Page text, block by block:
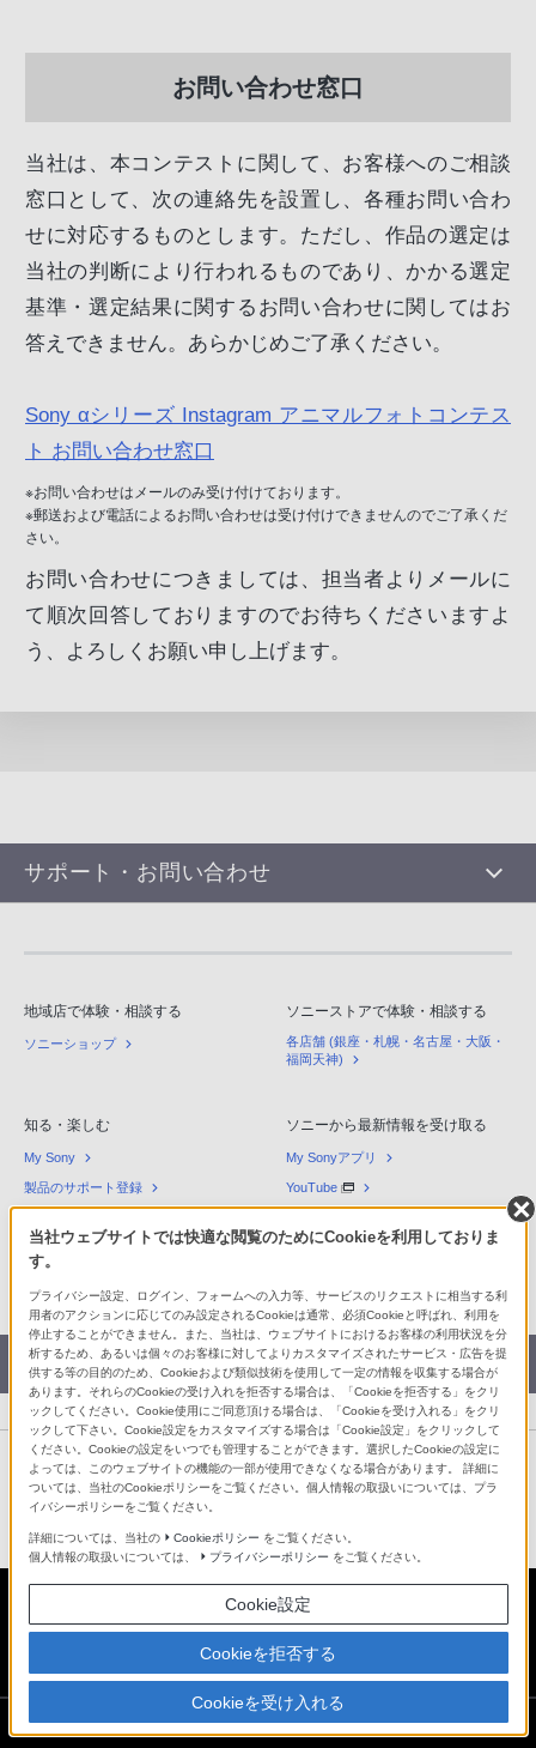
お問い合わせ窓口
当社は、本コンテストに関して、お客様へのご相談
窓口として、次の連絡先を設置し、各種お問い合わ
せに対応するものとします。ただし、作品の選定は
当社の判断により行われるものであり、かかる選定
基準・選定結果に関するお問い合わせに関してはお
答えできません。あらかじめご了承ください。
Sony αシリーズ Instagram アニマルフォトコンテス
ト お問い合わせ窓口
※お問い合わせはメールのみ受け付けております。
※郵送および電話によるお問い合わせは受け付けできませんのでご了承くだ
さい。
お問い合わせにつきましては、担当者よりメールに
て順次回答しておりますのでお待ちくださいますよ
う、よろしくお願い申し上げます。
サポート・お問い合わせ
地域店で体験・相談する
ソニーショップ
ソニーストアで体験・相談する
各店舗 (銀座・札幌・名古屋・大阪・
福岡天神)
知る・楽しむ
My Sony
製品のサポート登録
ソニーから最新情報を受け取る
My Sonyアプリ
YouTube
X
カタログPDFダウンロード
デジタル一眼カメラα（アルファ） サイトマップ
日本
ソニーストアでのお買い物にあたって
当社ウェブサイトでは快適な閲覧のためにCookieを利用しておりま
す。
プライバシー設定、ログイン、フォームへの入力等、サービスのリクエストに相当する利
用者のアクションに応じてのみ設定されるCookieは通常、必須Cookieと呼ばれ、利用を
停止することができません。また、当社は、ウェブサイトにおけるお客様の利用状況を分
析するため、あるいは個々のお客様に対してよりカスタマイズされたサービス・広告を提
供する等の目的のため、Cookieおよび類似技術を使用して一定の情報を収集する場合が
あります。それらのCookieの受け入れを拒否する場合は、「Cookieを拒否する」をクリ
ックしてください。Cookie使用にご同意頂ける場合は、「Cookieを受け入れる」をクリ
ックして下さい。Cookie設定をカスタマイズする場合は「Cookie設定」をクリックして
ください。Cookieの設定をいつでも管理することができます。選択したCookieの設定に
よっては、このウェブサイトの機能の一部が使用できなくなる場合があります。 詳細に
ついては、当社のCookieポリシーをご覧ください。個人情報の取扱いについては、プラ
イバシーポリシーをご覧ください。
詳細については、当社の Cookieポリシー をご覧ください。
個人情報の取扱いについては、
プライバシーポリシー をご覧ください。
Cookie設定
Cookieを拒否する
Cookieを受け入れる